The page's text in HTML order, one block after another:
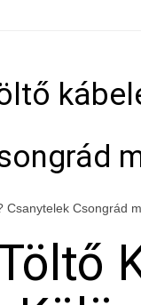
Csanytelek Csongrád